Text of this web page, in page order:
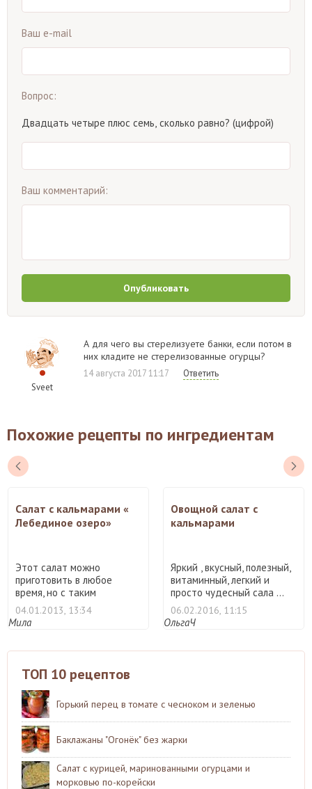
Ваш e-mail
Вопрос:
Двадцать четыре плюс семь, сколько равно? (цифрой)
Ваш комментарий:
Опубликовать
Sveet
А для чего вы стерелизуете банки, если потом в
них кладите не стерелизованные огурцы?
14 августа 2017 11:17 Ответить
Похожие рецепты по ингредиентам
Салат с кальмарами «
Лебединое озеро»
Этот салат можно
приготовить в любое
время, но с таким
украшением он ...
04.01.2013, 13:34
Мила
Овощной салат с
кальмарами
Яркий , вкусный, полезный,
витаминный, легкий и
просто чудесный сала ...
06.02.2016, 11:15
ОльгаЧ
ТОП 10 рецептов
Горький перец в томате с чесноком и зеленью
Баклажаны "Огонёк" без жарки
Салат с курицей, маринованными огурцами и
морковью по-корейски